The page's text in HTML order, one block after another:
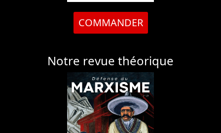
COMMANDER
Notre revue théorique